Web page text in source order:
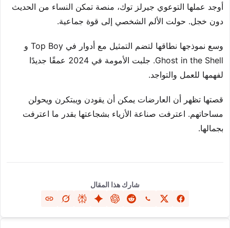
أوجد عملها التوعوي جيرلز توك، منصة تمكن النساء من الحديث
دون خجل. حولت الألم الشخصي إلى قوة جماعية.
وسع نموذجها نطاقها لتضم التمثيل مع أدوار في Top Boy و
Ghost in the Shell. جلبت الأمومة في 2024 عمقًا جديدًا
لفهمها للعمل والتواجد.
قصتها تظهر أن العارضات يمكن أن يقودن ويبتكرن ويحولن
مساحاتهم. اعترفت صناعة الأزياء بشجاعتها بقدر ما اعترفت
بجمالها.
شارك هذا المقال